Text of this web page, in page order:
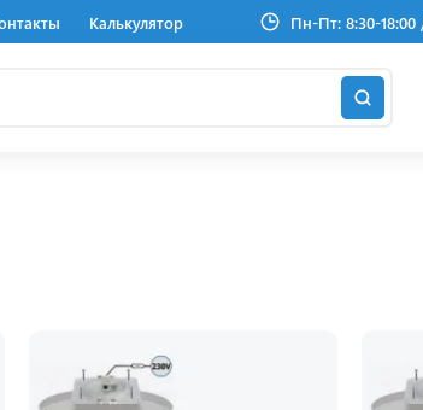
Калькулятор Пн-Пт: 8:30-18:00